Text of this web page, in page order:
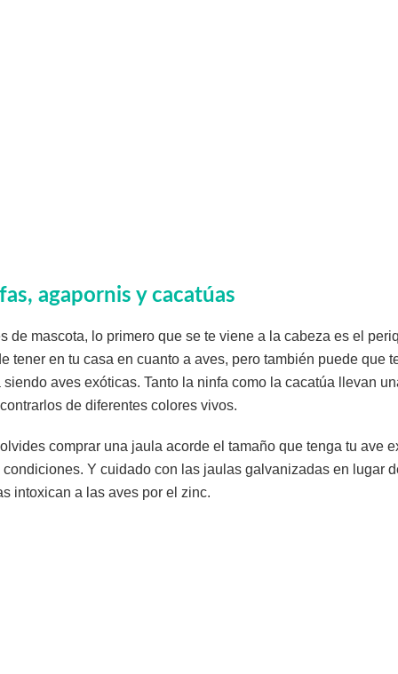
agapornis y cacatúas
de mascota, lo primero que se te viene a la cabeza es el
tener en tu casa en cuanto a aves, pero también puede que
aves exóticas. Tanto la ninfa como la cacatúa llevan
de diferentes colores vivos.
comprar una jaula acorde el tamaño que tenga tu ave
Y cuidado con las jaulas galvanizadas en lugar
intoxican a las aves por el zinc.